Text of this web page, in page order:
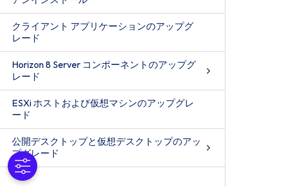
クライアント アプリケーションのアップグ
レード
Horizon 8 Server コンポーネントのアップグ
レード
ESXi ホストおよび仮想マシンのアップグレ
ード
公開デスクトップと仮想デスクトップのアッ
プグレード
Horizon 8 環境における vSphere コンポーネ